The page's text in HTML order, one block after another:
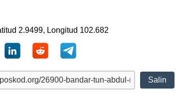
2.9499, Longitud 102.682
Salin